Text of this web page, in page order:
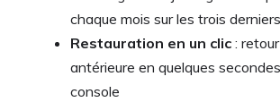
chaque mois sur les trois
Restauration en un clic :
antérieure en quelques
console